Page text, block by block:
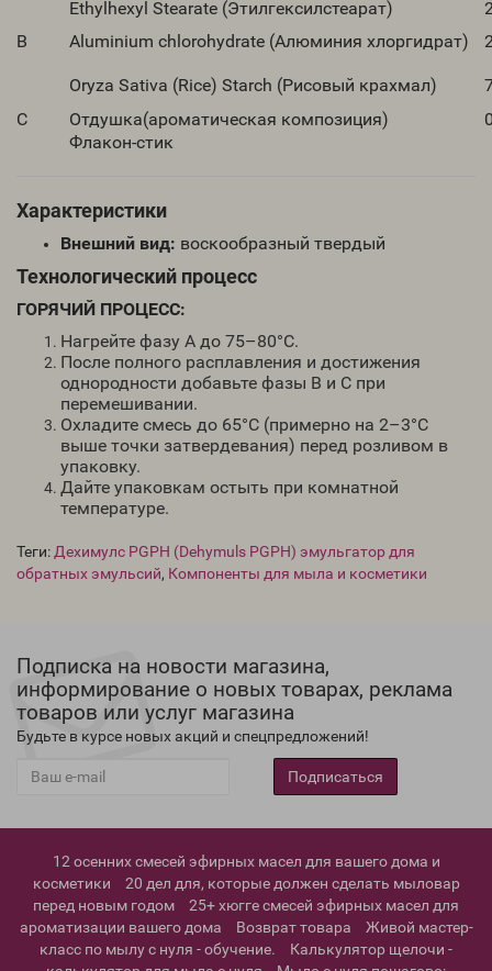
Ethylhexyl Stearate (Этилгексилстеарат)
B
Aluminium chlorohydrate (Алюминия хлоргидрат)
Oryza Sativa (Rice) Starch (Рисовый крахмал)
C
Отдушка(ароматическая композиция)
Флакон-стик
Характеристики
Внешний вид: воскообразный твердый
Технологический процесс
ГОРЯЧИЙ ПРОЦЕСС:
Нагрейте фазу A до 75–80°C.
После полного расплавления и достижения
однородности добавьте фазы B и C при
перемешивании.
Охладите смесь до 65°C (примерно на 2–3°C
выше точки затвердевания) перед розливом в
упаковку.
Дайте упаковкам остыть при комнатной
температуре.
Теги: Дехимулс PGPH (Dehymuls PGPH) эмульгатор для
обратных эмульсий, Компоненты для мыла и косметики
Подписка на новости магазина,
информирование о новых товарах, реклама
товаров или услуг магазина
Будьте в курсе новых акций и спецпредложений!
Подписаться
12 осенних смесей эфирных масел для вашего дома и
косметики
20 дел для, которые должен сделать мыловар
перед новым годом
25+ хюгге смесей эфирных масел для
ароматизации вашего дома
Возврат товара
Живой мастер-
класс по мылу с нуля - обучение.
Калькулятор щелочи -